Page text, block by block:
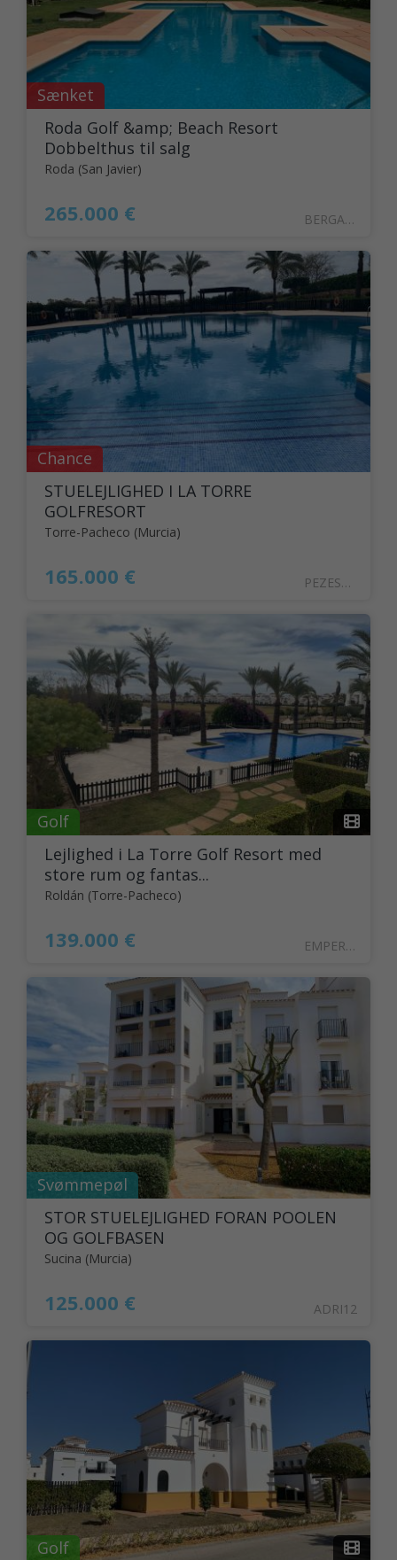
Sænket
Roda Golf &amp; Beach Resort
Dobbelthus til salg
Roda (San Javier)
265.000 € BERGANT41
Chance
STUELEJLIGHED I LA TORRE
GOLFRESORT
Torre-Pacheco (Murcia)
165.000 € PEZESPA2
Golf
Lejlighed i La Torre Golf Resort med
store rum og fantas...
Roldán (Torre-Pacheco)
139.000 € EMPER29
Svømmepøl
STOR STUELEJLIGHED FORAN POOLEN
OG GOLFBASEN
Sucina (Murcia)
125.000 € ADRI12
Golf